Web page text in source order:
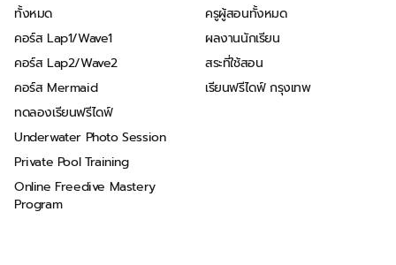
ทั้งหมด
คอร์ส Lap1/Wave1
คอร์ส Lap2/Wave2
คอร์ส Mermaid
ทดลองเรียนฟรีไดฟ์
Underwater Photo Session
Private Pool Training
Online Freedive Mastery
Program
ครูผู้สอนทั้งหมด
ผลงานนักเรียน
สระที่ใช้สอน
เรียนฟรีไดฟ์ กรุงเทพ